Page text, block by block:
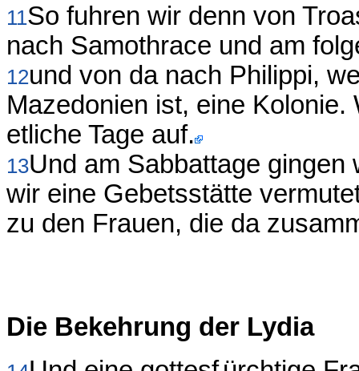
11So fuhren wir denn von
nach Samothrace und am
12und von da nach Philippi,
Mazedonien ist, eine
etliche Tage auf.
13Und am Sabbattage gingen
wir eine Gebetsstätte
zu den Frauen, die da
Die Bekehrung der Lydia